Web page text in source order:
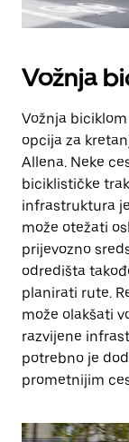
Vožnja
Vožnja
opcija za
Allena. Neke
biciklističke
infrastruktura
može otežati
prijevozno
odredišta
planirati rute.
može olakšati
razvijene
potrebno je
prometnijim